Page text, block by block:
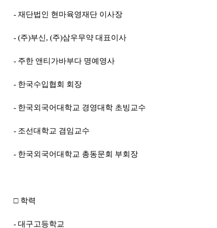
- 재단법인 현마육영재단 이사장
- (주)부신, (주)삼우무약 대표이사
- 주한 앤티가바부다 명예영사
- 한국수입협회 회장
- 한국외국어대학교 경영대학 초빙교수
- 조선대학교 겸임교수
- 한국외국어대학교 총동문회 부회장
□ 학력
- 대구고등학교